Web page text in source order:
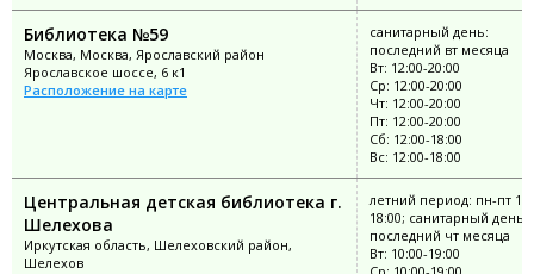
Библиотека №59
Москва, Москва, Ярославский район
Ярославское шоссе, 6 к1
Расположение на карте
санитарный день:
последний вт месяца
Вт: 12:00-20:00
Ср: 12:00-20:00
Чт: 12:00-20:00
Пт: 12:00-20:00
Сб: 12:00-18:00
Вс: 12:00-18:00
Центральная детская библиотека г.
Шелехова
Иркутская область, Шелеховский район,
Шелехов
летний период: пн-пт
18:00; санитарный день:
последний чт месяца
Вт: 10:00-19:00